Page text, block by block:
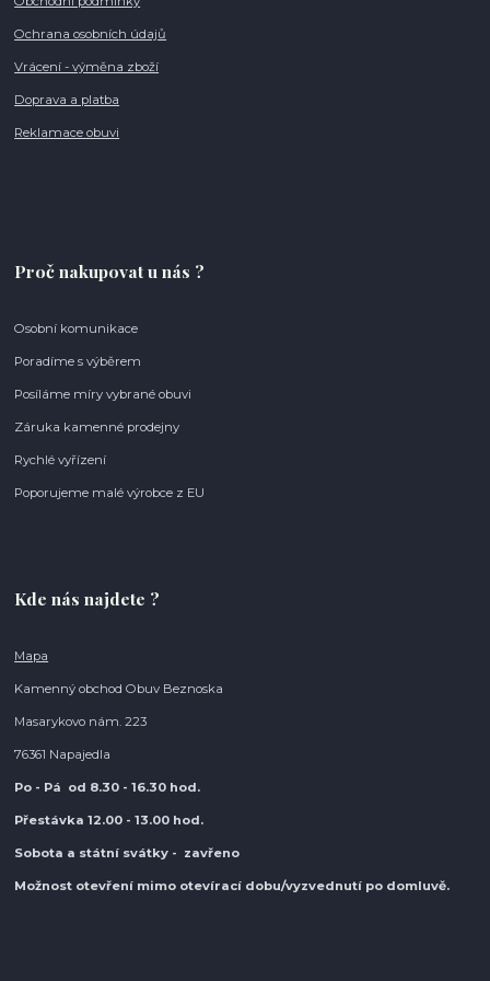
Ochrana osobních údajů
Vrácení - výměna zboží
Doprava a platba
Reklamace obuvi
Proč nakupovat u nás ?
Osobní komunikace
Poradíme s výběrem
Posíláme míry vybrané obuvi
Záruka kamenné prodejny
Rychlé vyřízení
Poporujeme malé výrobce z EU
Kde nás najdete ?
Mapa
Kamenný obchod Obuv Beznoska
Masarykovo nám. 223
76361 Napajedla
Po - Pá od 8.30 - 16.30 hod.
Přestávka 12.00 - 13.00 hod.
Sobota a státní svátky - zavřeno
Možnost otevření mimo otevírací dobu/vyzvednutí po domluvě.